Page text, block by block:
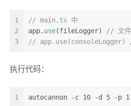
1
2
3
// main.ts 中
app. use(fileLogger)
// 文件
// app.use(consoleLogger)
执行代码：
1 autocannon -c 10 -d 5 -p